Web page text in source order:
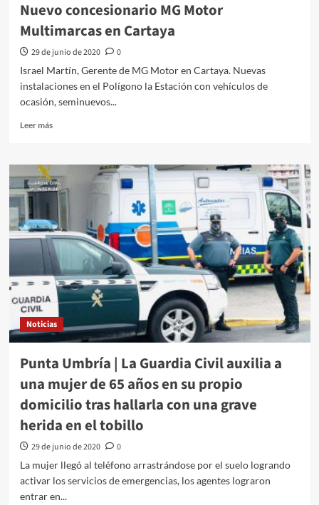
Nuevo concesionario MG Motor
Multimarcas en Cartaya
29 de junio de 2020
0
Israel Martín, Gerente de MG Motor en Cartaya. Nuevas
instalaciones en el Polígono la Estación con vehículos de
ocasión, seminuevos...
Leer más
Noticias
Punta Umbría | La Guardia Civil auxilia a
una mujer de 65 años en su propio
domicilio tras hallarla con una grave
herida en el tobillo
29 de junio de 2020
0
La mujer llegó al teléfono arrastrándose por el suelo logrando
activar los servicios de emergencias, los agentes lograron
entrar en...